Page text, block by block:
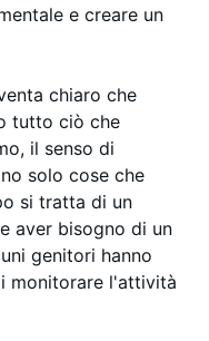
e creare un
chiaro che
tutto ciò che
il senso di
solo cose che
si tratta di un
aver bisogno di un
genitori hanno
monitorare l'attività